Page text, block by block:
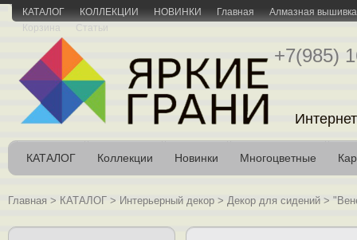
КАТАЛОГ КОЛЛЕКЦИИ НОВИНКИ Главная
Алмазная вышивка
Корзина
Статьи
+7(985)
КАТАЛОГ Коллекции Новинки Многоцветные
Главная > КАТАЛОГ > Интерьерный декор > Декор для сидений >